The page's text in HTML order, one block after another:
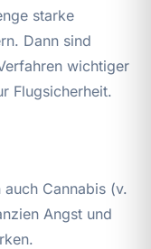
starke
Dann sind
wichtiger
Flugsicherheit.
Cannabis (v.
Angst und